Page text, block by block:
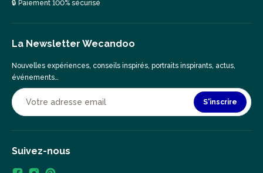
🔒 Paiement 100% sécurisé
La Newsletter Wecandoo
Nouvelles expériences, conseils inspirés, portraits inspirants, actus,
événements…
S'inscrire
Suivez-nous